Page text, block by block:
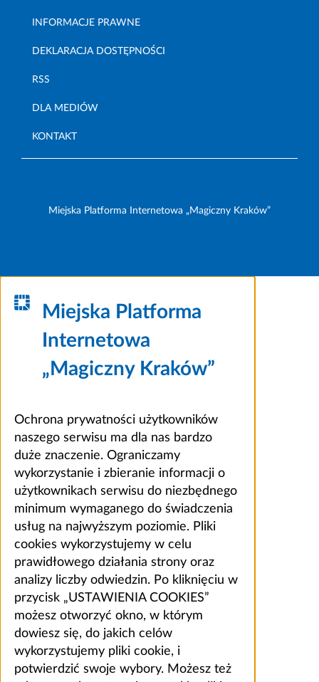
INFORMACJE PRAWNE
DEKLARACJA DOSTĘPNOŚCI
RSS
DLA MEDIÓW
KONTAKT
Miejska Platforma Internetowa „Magiczny Kraków”
Miejska Platforma
Internetowa
„Magiczny Kraków”
Ochrona prywatności użytkowników
naszego serwisu ma dla nas bardzo
duże znaczenie. Ograniczamy
wykorzystanie i zbieranie informacji o
użytkownikach serwisu do niezbędnego
minimum wymaganego do świadczenia
usług na najwyższym poziomie. Pliki
cookies wykorzystujemy w celu
prawidłowego działania strony oraz
analizy liczby odwiedzin. Po kliknięciu w
przycisk „USTAWIENIA COOKIES”
możesz otworzyć okno, w którym
dowiesz się, do jakich celów
wykorzystujemy pliki cookie, i
potwierdzić swoje wybory. Możesz też